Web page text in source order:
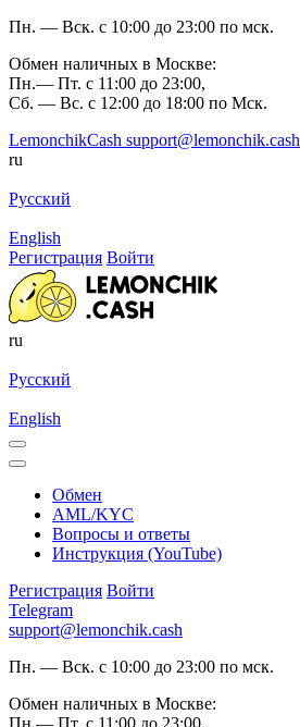
Пн. — Вск. с 10:00 до 23:00 по мск.
Обмен наличных в Москве:
Пн.— Пт. с 11:00 до 23:00,
Сб. — Вс. с 12:00 до 18:00 по Мск.
LemonchikCash support@lemonchik.cash
ru
Русский
English
Регистрация Войти
ru
Русский
English
Обмен
AML/KYC
Вопросы и ответы
Инструкция (YouTube)
Регистрация Войти
Telegram
support@lemonchik.cash
Пн. — Вск. с 10:00 до 23:00 по мск.
Обмен наличных в Москве:
Пн.— Пт. с 11:00 до 23:00,